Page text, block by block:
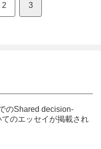
2 3
のShared decision-
のエッセイが掲載され